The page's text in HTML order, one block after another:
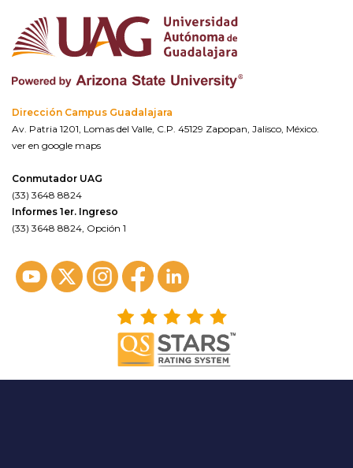
Dirección Campus Guadalajara
Av. Patria 1201, Lomas del Valle, C.P. 45129 Zapopan, Jalisco, México.
ver en google maps
Conmutador UAG
(33) 3648 8824
Informes 1er. Ingreso
(33) 3648 8824, Opción 1